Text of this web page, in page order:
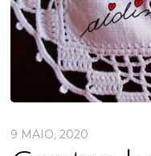
9 MAIO, 2020